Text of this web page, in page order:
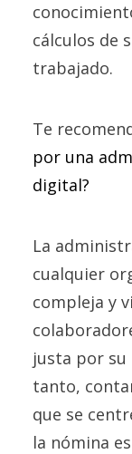
cálculos de
trabajado.
Te
por una
digital?
La
cualquier
compleja y
justa por su
tanto,
que se
la nómina